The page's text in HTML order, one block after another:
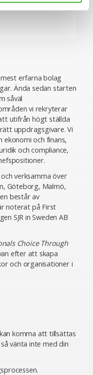
erfarna bolag
Ända sedan starten
såväl
vi rekryterar
utifrån högt ställda
uppdragsgivare. Vi
och finans,
och compliance,
verksamma över
Göteborg, Malmö,
består av
noterat på First
SJR in Sweden AB
Choice Through
efter att skapa
och organisationer i
komma att tillsättas
vänta inte med din